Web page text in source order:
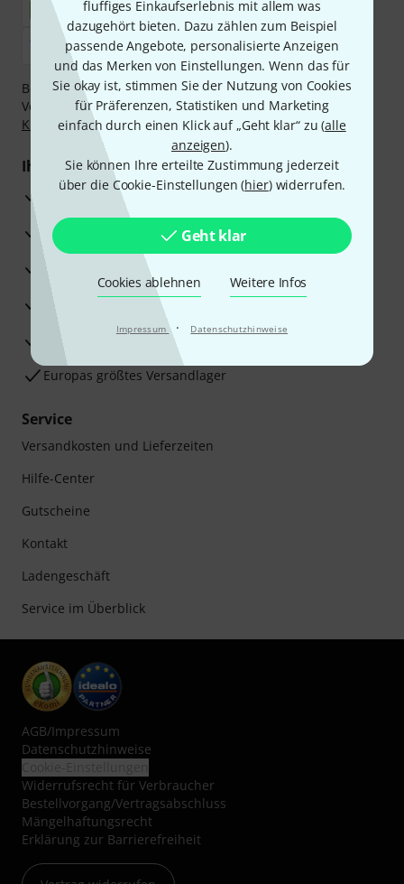
fluffiges Einkaufserlebnis mit allem was
dazugehört bieten. Dazu zählen zum Beispiel
passende Angebote, personalisierte Anzeigen
und das Merken von Einstellungen. Wenn das für
Sie okay ist, stimmen Sie der Nutzung von Cookies
für Präferenzen, Statistiken und Marketing
einfach durch einen Klick auf „Geht klar“ zu (alle
anzeigen).
Sie können Ihre erteilte Zustimmung jederzeit
über die Cookie-Einstellungen (hier) widerrufen.
Geht klar
Cookies ablehnen Weitere Infos
Impressum · Datenschutzhinweise
Bezahlen Sie vertraulich und sicher per Nachnahme,
Vorkasse, PayPal, Amazon Pay,Klarna Sofort bezahlen
Klarna Ratenzahlungoder Kreditkarte.
Ihre Vorteile
3 Jahre Thomann Garantie
30 Tage Money-Back-Garantie
Reparaturservice
Beratung durch Fachexperten
Zufriedenheitsgarantie
Europas größtes Versandlager
Service
Versandkosten und Lieferzeiten
Hilfe-Center
Gutscheine
Kontakt
Ladengeschäft
Service im Überblick
AGB/Impressum
Datenschutzhinweise
Widerrufsrecht für Verbraucher
Bestellvorgang/Vertragsabschluss
Mängelhaftungsrecht
Erklärung zur Barrierefreiheit